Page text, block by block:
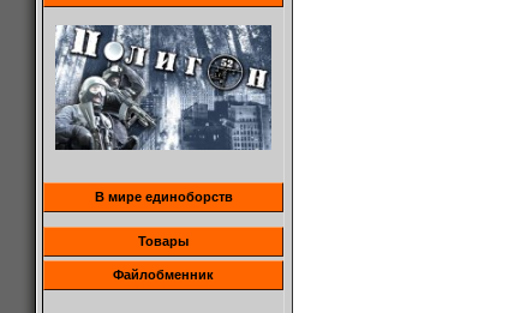
В мире единоборств
Товары
Файлобменник